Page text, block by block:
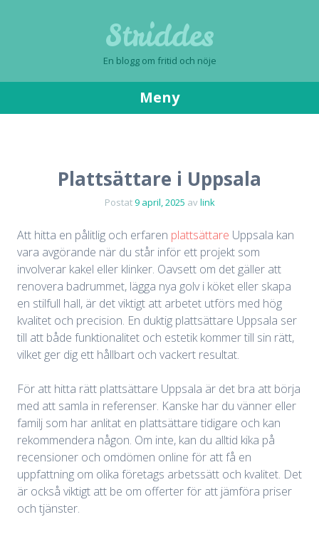
Striddes
En blogg om fritid och nöje
Meny
Plattsättare i Uppsala
Postat9 april, 2025 avlink
Att hitta en pålitlig och erfaren plattsättare Uppsala kan
vara avgörande när du står inför ett projekt som
involverar kakel eller klinker. Oavsett om det gäller att
renovera badrummet, lägga nya golv i köket eller skapa
en stilfull hall, är det viktigt att arbetet utförs med hög
kvalitet och precision. En duktig plattsättare Uppsala ser
till att både funktionalitet och estetik kommer till sin rätt,
vilket ger dig ett hållbart och vackert resultat.
För att hitta rätt plattsättare Uppsala är det bra att börja
med att samla in referenser. Kanske har du vänner eller
familj som har anlitat en plattsättare tidigare och kan
rekommendera någon. Om inte, kan du alltid kika på
recensioner och omdömen online för att få en
uppfattning om olika företags arbetssätt och kvalitet. Det
är också viktigt att be om offerter för att jämföra priser
och tjänster.